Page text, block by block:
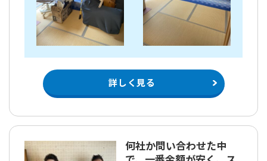
詳しく見る
何社か問い合わせた中